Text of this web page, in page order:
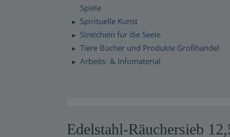
Spiele
► Spirituelle Kunst
► Streicheln für die Seele
► Tiere Bücher und Produkte Großhandel
► Arbeits- & Infomaterial
Schnelllager
Edelstahl-Räuchersieb